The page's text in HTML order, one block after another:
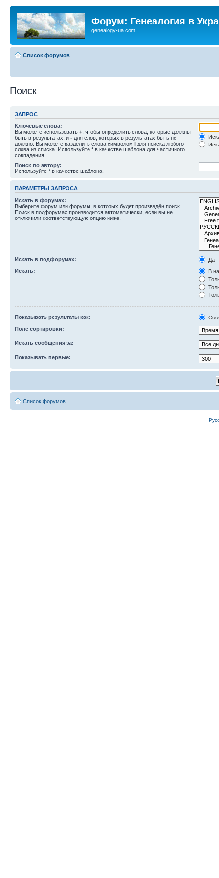
Форум: Генеалогия в
genealogy-ua.com
Список форумов
Поиск
ЗАПРОС
Ключевые слова:
Вы можете использовать + , чтобы определить слова, которые должны
быть в результатах, и - для слов, которых в результатах быть не
должно. Вы можете разделить слова символом | для поиска любого
слова из списка. Используйте * в качестве шаблона для частичного
совпадения.
Поиск по автору:
Используйте * в качестве шаблона.
ПАРАМЕТРЫ ЗАПРОСА
Искать в форумах:
Выберите форум или форумы, в которых будет произведён поиск.
Поиск в подфорумах производится автоматически, если вы не
отключили соответствующую опцию ниже.
Искать в подфорумах:
Да
Искать:
В
Показывать результаты как:
Поле сортировки:
Искать сообщения за:
Показывать первые:
Список форумов